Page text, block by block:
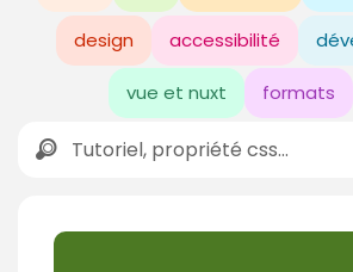
design accessibilité
vue et nuxt formats